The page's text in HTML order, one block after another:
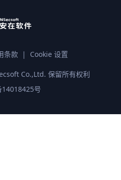
条款 | Cookie 设置
Co.,Ltd. 保留所有权利
14018425号